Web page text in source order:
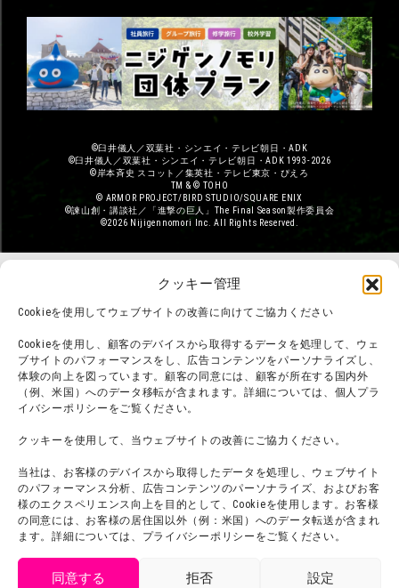
クッキー管理
Cookieを使用してウェブサイトの改善に向けてご協力ください
Cookieを使用し、顧客のデバイスから取得するデータを処理して、ウェ
ブサイトのパフォーマンスをし、広告コンテンツをパーソナライズし、
体験の向上を図っています。顧客の同意には、顧客が所在する国内外
（例、米国）へのデータ移転が含まれます。詳細については、個人プラ
イバシーポリシーをご覧ください。
クッキーを使用して、当ウェブサイトの改善にご協力ください。
当社は、お客様のデバイスから取得したデータを処理し、ウェブサイト
のパフォーマンス分析、広告コンテンツのパーソナライズ、およびお客
様のエクスペリエンス向上を目的として、Cookieを使用します。お客様
の同意には、お客様の居住国以外（例：米国）へのデータ転送が含まれ
ます。詳細については、プライバシーポリシーをご覧ください。
同意する 拒否 設定
©臼井儀人／双葉社・シンエイ・テレビ朝日・ADK
©臼井儀人／双葉社・シンエイ・テレビ朝日・ADK 1993-2026
©岸本斉史 スコット／集英社・テレビ東京・ぴえろ
TM & © TOHO
© ARMOR PROJECT/BIRD STUDIO/SQUARE ENIX
©諫山創・講談社／「進撃の巨人」The Final Season製作委員会
©2026 Nijigennomori Inc. All Rights Reserved.